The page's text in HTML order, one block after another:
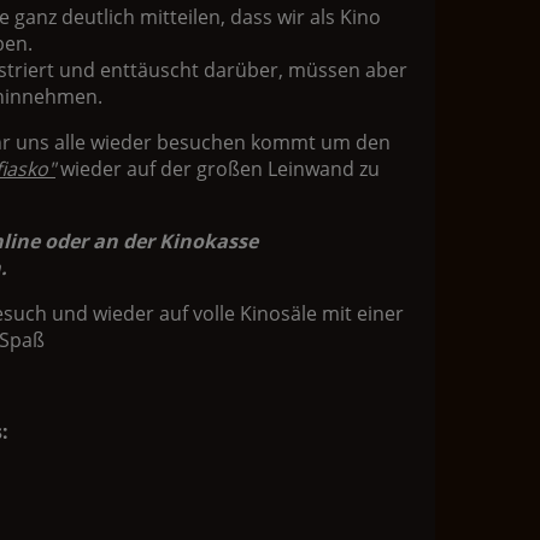
ganz deutlich mitteilen, dass wir als Kino
und enttäuscht darüber, müssen aber
uns alle wieder besuchen kommt um den
wieder auf der großen Leinwand zu
oder an der Kinokasse
und wieder auf volle Kinosäle mit einer